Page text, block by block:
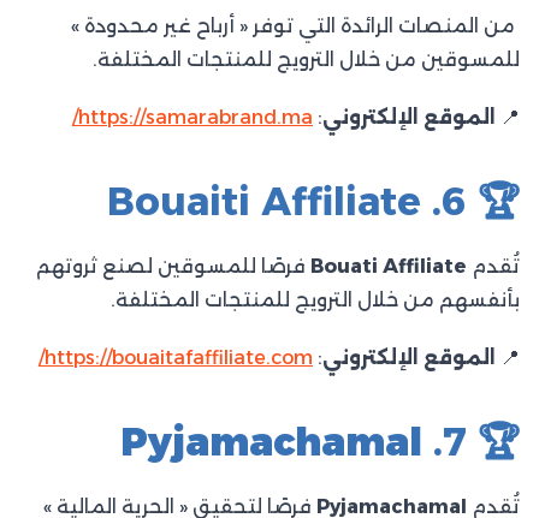
من المنصات الرائدة التي توفر « أرباح غير محدودة »
للمسوقين من خلال الترويج للمنتجات المختلفة.​
📍 الموقع الإلكتروني:
https://samarabrand.ma/
🏆 6. Bouaiti Affiliate
تُقدم Bouati Affiliate فرصًا للمسوقين لصنع ثروتهم
بأنفسهم من خلال الترويج للمنتجات المختلفة.​
📍 الموقع الإلكتروني:
https://bouaitafaffiliate.com/
🏆 7.
Pyjamachamal
تُقدم Pyjamachamal فرصًا لتحقيق « الحرية المالية »